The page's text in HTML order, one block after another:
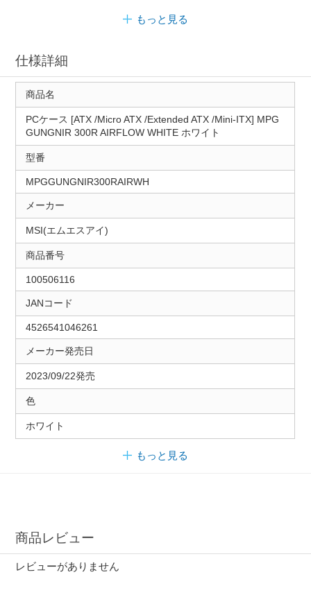
もっと見る
仕様詳細
商品名
PCケース [ATX /Micro ATX /Extended ATX /Mini-ITX] MPG
GUNGNIR 300R AIRFLOW WHITE ホワイト
型番
MPGGUNGNIR300RAIRWH
メーカー
MSI(エムエスアイ)
商品番号
100506116
JANコード
4526541046261
メーカー発売日
2023/09/22発売
色
ホワイト
もっと見る
商品レビュー
レビューがありません